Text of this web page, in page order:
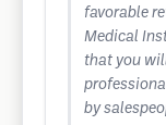
favorable
Medical
that you
by